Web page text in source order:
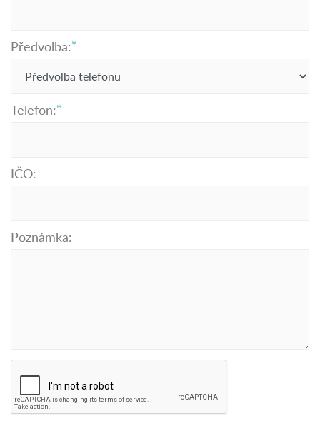
Předvolba:
Telefon:
IČO:
Poznámka: